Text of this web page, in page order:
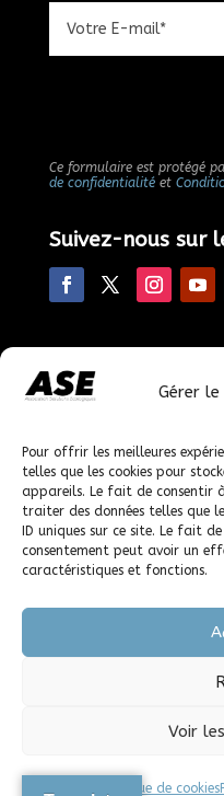
Gérer
Pour offrir les meilleures
telles que les cookies pour
appareils. Le fait de consentir
traiter des données telles que
ID uniques sur ce site. Le fait
consentement peut avoir un
caractéristiques et fonctions.
Voir
Politique de cookies
Ce formulaire est protégé
de confidentialitéet
Suivez-nous sur
En faisant un don, vous
© 2023-2026 solutions-
réservés.